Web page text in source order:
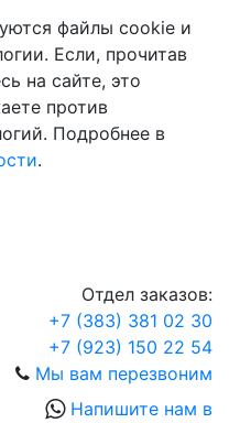
файлы cookie и
Если, прочитав
на сайте, это
против
Подробнее в
.
Отдел заказов:
+7 (383) 381 02 30
+7 (923) 150 22 54
Мы вам перезвоним
Напишите нам в